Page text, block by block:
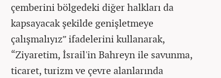
çemberini bölgedeki diğer halkları da
kapsayacak şekilde genişletmeye
çalışmalıyız” ifadelerini kullanarak,
“Ziyaretim, İsrail'in Bahreyn ile savunma,
ticaret, turizm ve çevre alanlarında